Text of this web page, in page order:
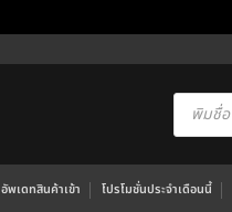
Products
search
อัพเดทสินค้าเข้า โปรโมชั่นประจำเดือนนี้